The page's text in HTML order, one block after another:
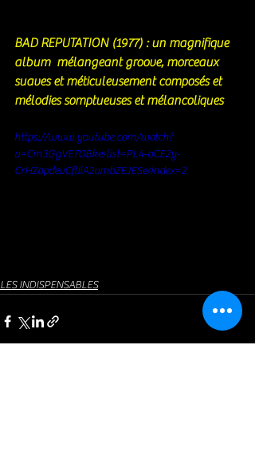
BAD REPUTATION (1977) : un magnifique
album  mélangeant groove, morceaux
suaves et méticuleusement composés et
mélodies somptueuses et mélancoliques
https://www.youtube.com/watch?
v=Cm3GgVE7OBk&list=PL4-oCE2y-
CrHZopdevCflIiA2vmbZEJES&index=2
LES INDISPENSABLES